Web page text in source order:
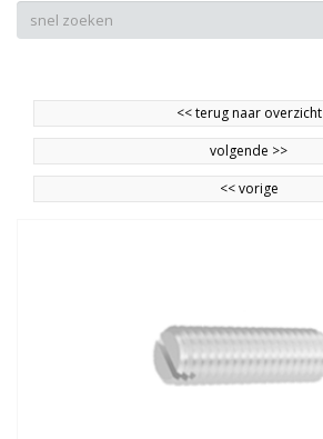
<<terug naar overzicht
volgende >>
<<vorige